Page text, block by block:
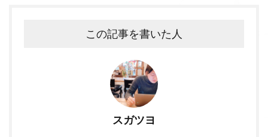
この記事を書いた人
スガツヨ